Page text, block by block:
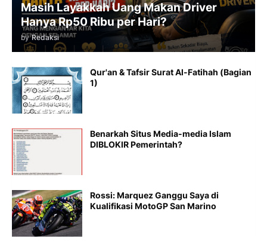
Masih Layakkah Uang Makan Driver
Hanya Rp50 Ribu per Hari?
by Redaksi
Qur'an & Tafsir Surat Al-Fatihah (Bagian
1)
Benarkah Situs Media-media Islam
DIBLOKIR Pemerintah?
Rossi: Marquez Ganggu Saya di
Kualifikasi MotoGP San Marino